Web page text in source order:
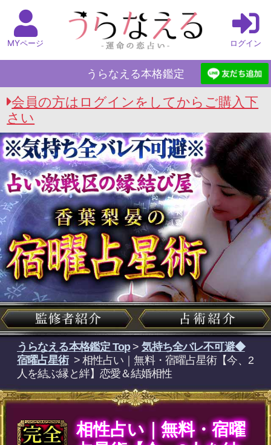
MYページ ログイン
うらなえる本格鑑定
会員の方はログインをしてからご購入下
うらなえる本格鑑定 Top 気持ち全バレ不可避◆
宿曜占星術 >相性占い｜無料・宿曜占星術【今、2
人を結ぶ縁と絆】恋愛＆結婚相性
相性占い｜無料・宿曜
占星術【今、2人を結
ぶ縁と絆】恋愛＆結婚
相性
【完全無料】恋人として、夫婦とし
て…2人はうまくいく関係なのでしょ
から明らかにし、恋の現状を明らか
にしていきます。相性をしっかり理